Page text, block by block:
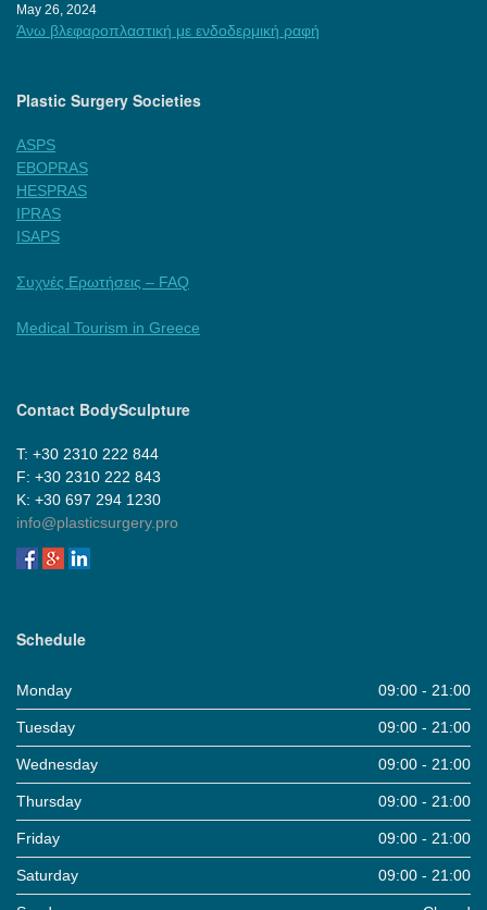
May 26, 2024
Άνω βλεφαροπλαστική με ενδοδερμική ραφή
Plastic Surgery Societies
ASPS
EBOPRAS
HESPRAS
IPRAS
ISAPS
Συχνές Ερωτήσεις – FAQ
Medical Tourism in Greece
Contact BodySculpture
Τ: +30 2310 222 844
F: +30 2310 222 843
Κ: +30 697 294 1230
info@plasticsurgery.pro
Schedule
Monday 09:00 - 21:00
Tuesday 09:00 - 21:00
Wednesday 09:00 - 21:00
Thursday 09:00 - 21:00
Friday 09:00 - 21:00
Saturday 09:00 - 21:00